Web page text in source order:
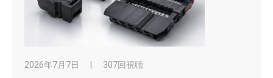
2026年7月7日 307回視聴